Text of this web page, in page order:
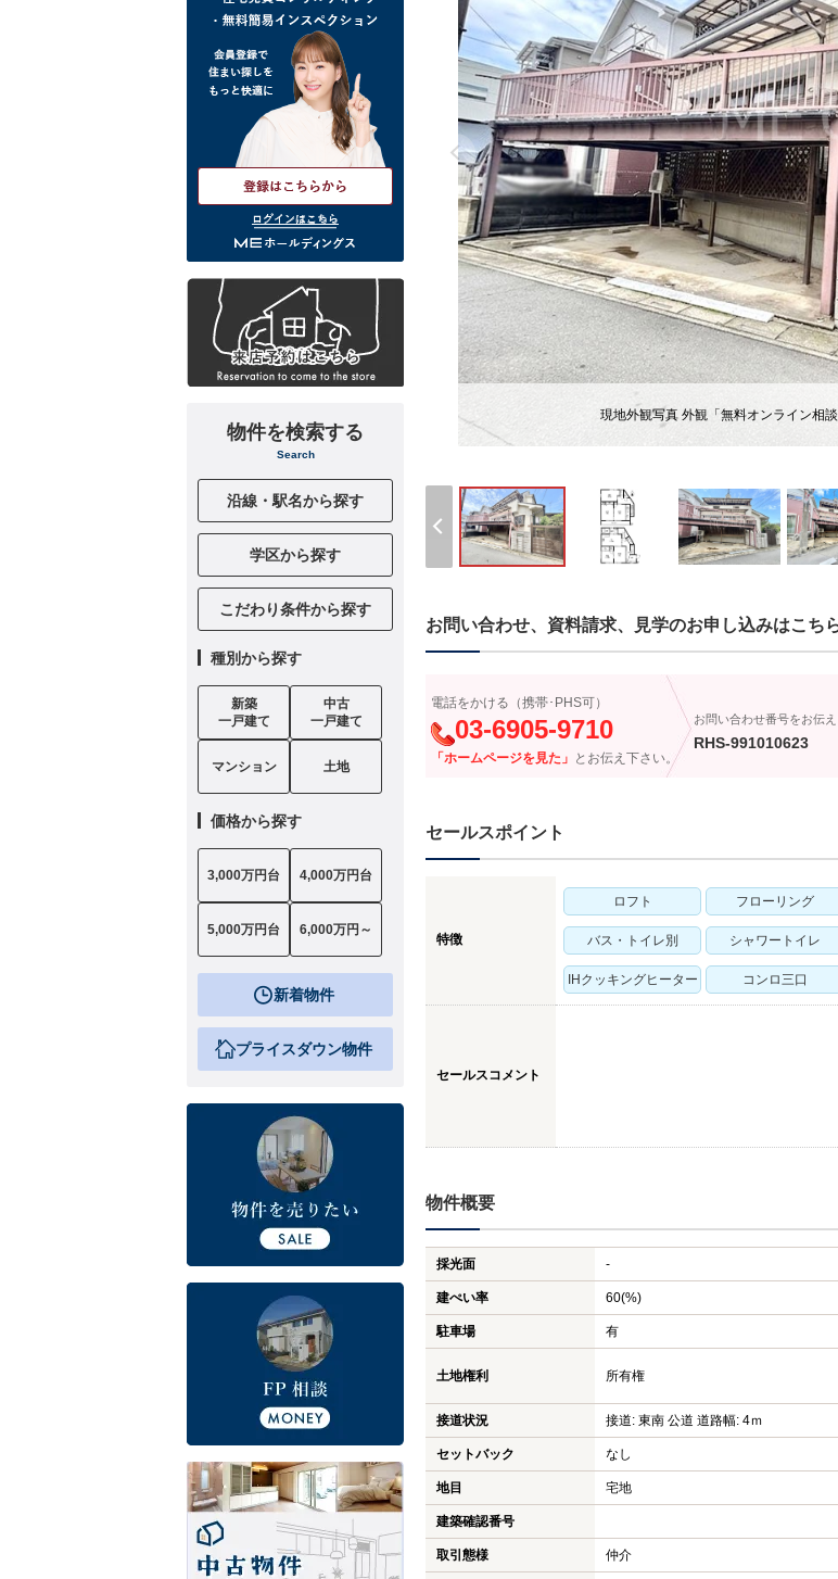
現地外観写真 外観「無料オンライン相
お問い合わせ、資料請求、見学のお申し込みはこち
電話をかける（携帯･PHS可）
03-6905-9710
「ホームページを見た」 とお伝え下さい。
お問い合わせ番号をお伝
RHS-991010623
セールスポイント
特徴
ロフト フローリング
バス・トイレ別 シャワートイレ
IHクッキングヒーター コンロ三口
セールスコメント
物件概要
採光面 -
建ぺい率 60(%)
駐車場 有
土地権利 所有権
接道状況 接道: 東南 公道 道路幅: 4ｍ
セットバック なし
地目 宅地
建築確認番号
取引態様 仲介
ログインはこちら
物件を検索する
Search
沿線・駅名から探す
学区から探す
こだわり条件から探す
種別から探す
新築
一戸建て
中古
一戸建て
マンション 土地
価格から探す
3,000万円台 4,000万円台
5,000万円台 6,000万円～
新着物件
プライスダウン物件